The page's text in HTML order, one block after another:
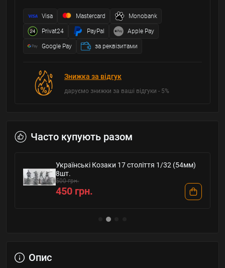
Visa Mastercard Monobank
Privat24 PayPal Apple Pay
Google Pay за реквізитами
Знижка за відгук
даруємо знижки за ваші відгуки - 5%
Часто купують разом
Українські Козаки 17 століття 1/32 (54мм)
8шт.
500 грн.
450 грн.
Опис